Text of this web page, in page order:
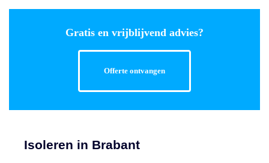
Gratis en vrijblijvend advies?
Offerte ontvangen
Isoleren in Brabant